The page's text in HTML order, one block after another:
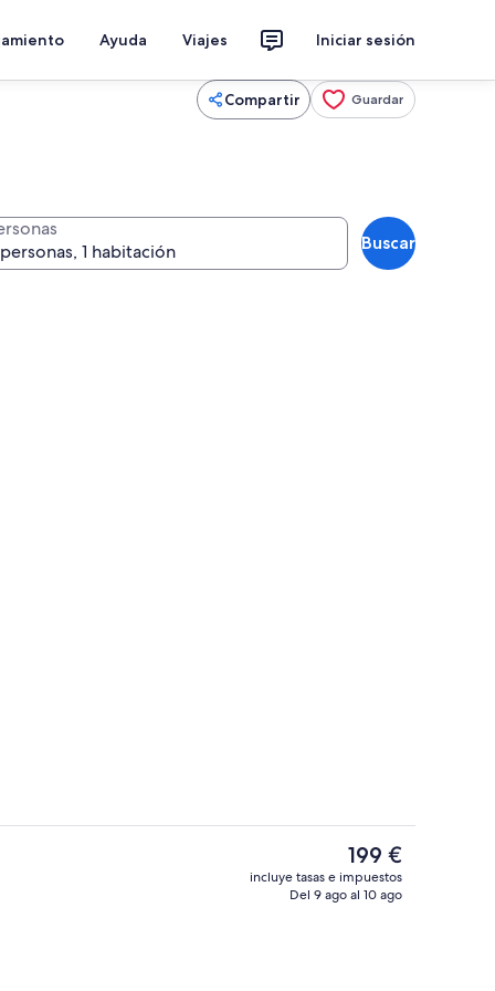
Ayuda Viajes Iniciar sesión
Compartir Guardar
Buscar
El
precio
actual
199 €
incluye tasas e impuestos
Del 9 ago al 10 ago